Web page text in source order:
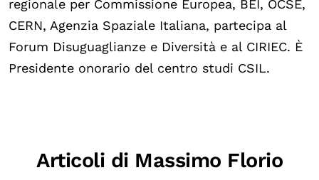
Elezioni dal mondo
Podcast
Under25
regionale per Commissione Europea, BEI, OCSE,
CERN, Agenzia Spaziale Italiana, partecipa al
Forum Disuguaglianze e Diversità e al CIRIEC. È
Presidente onorario del centro studi CSIL.
Articoli di Massimo Florio